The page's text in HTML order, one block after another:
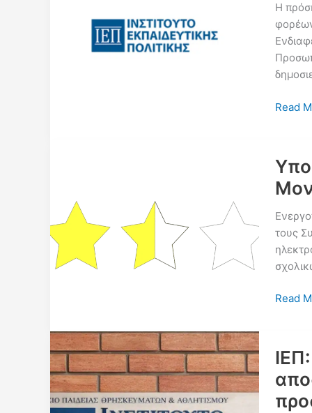
Η
ΙΕΠ:
Read
τους
2025–
Read